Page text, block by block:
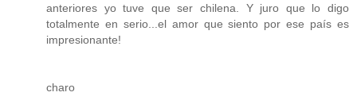
anteriores yo tuve que ser chilena. Y juro que lo digo
totalmente en serio...el amor que siento por ese país es
impresionante!
charo